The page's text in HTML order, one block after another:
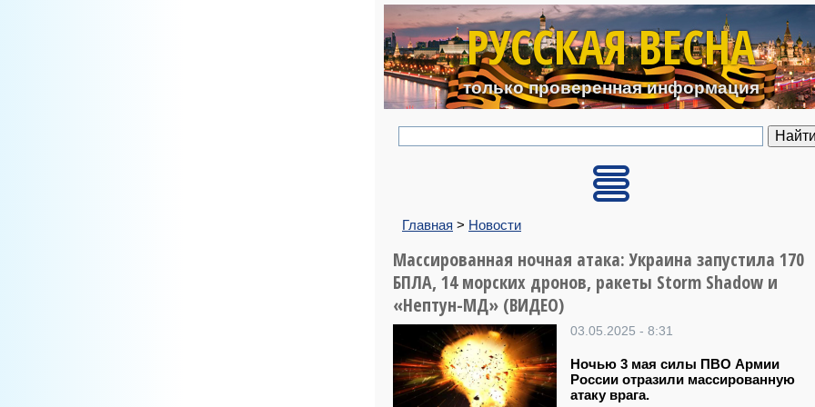
Перейти к основному
РУССКАЯ ВЕСНА
только проверенная информация
Главная > Новости
Массированная ночная атака: Украина запустила 170
БПЛА, 14 морских дронов, ракеты Storm Shadow и
«Нептун-МД» (ВИДЕО)
03.05.2025 - 8:31
Ночью 3 мая силы ПВО Армии
России отразили массированную
атаку врага.